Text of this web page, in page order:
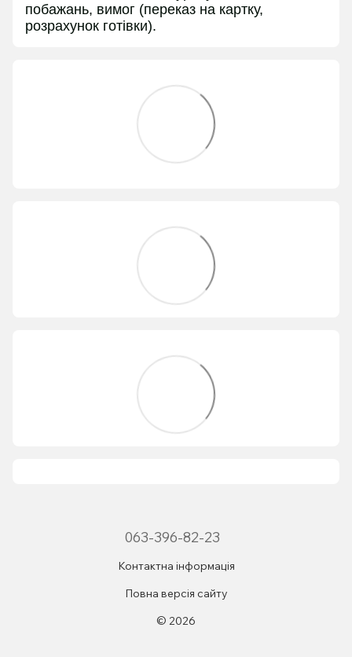
побажань, вимог (переказ на картку,
розрахунок готівки).
063-396-82-23
Контактна інформація
Повна версія сайту
© 2026